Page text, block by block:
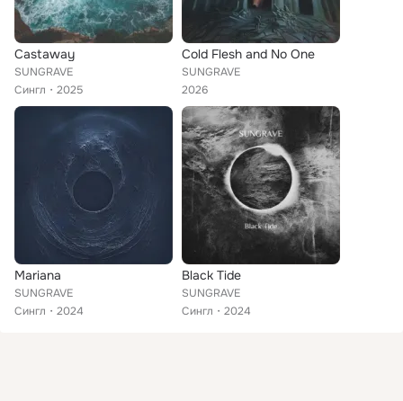
Castaway
SUNGRAVE
Сингл
2025
Cold Flesh and No One
SUNGRAVE
2026
Mariana
SUNGRAVE
Сингл
2024
Black Tide
SUNGRAVE
Сингл
2024